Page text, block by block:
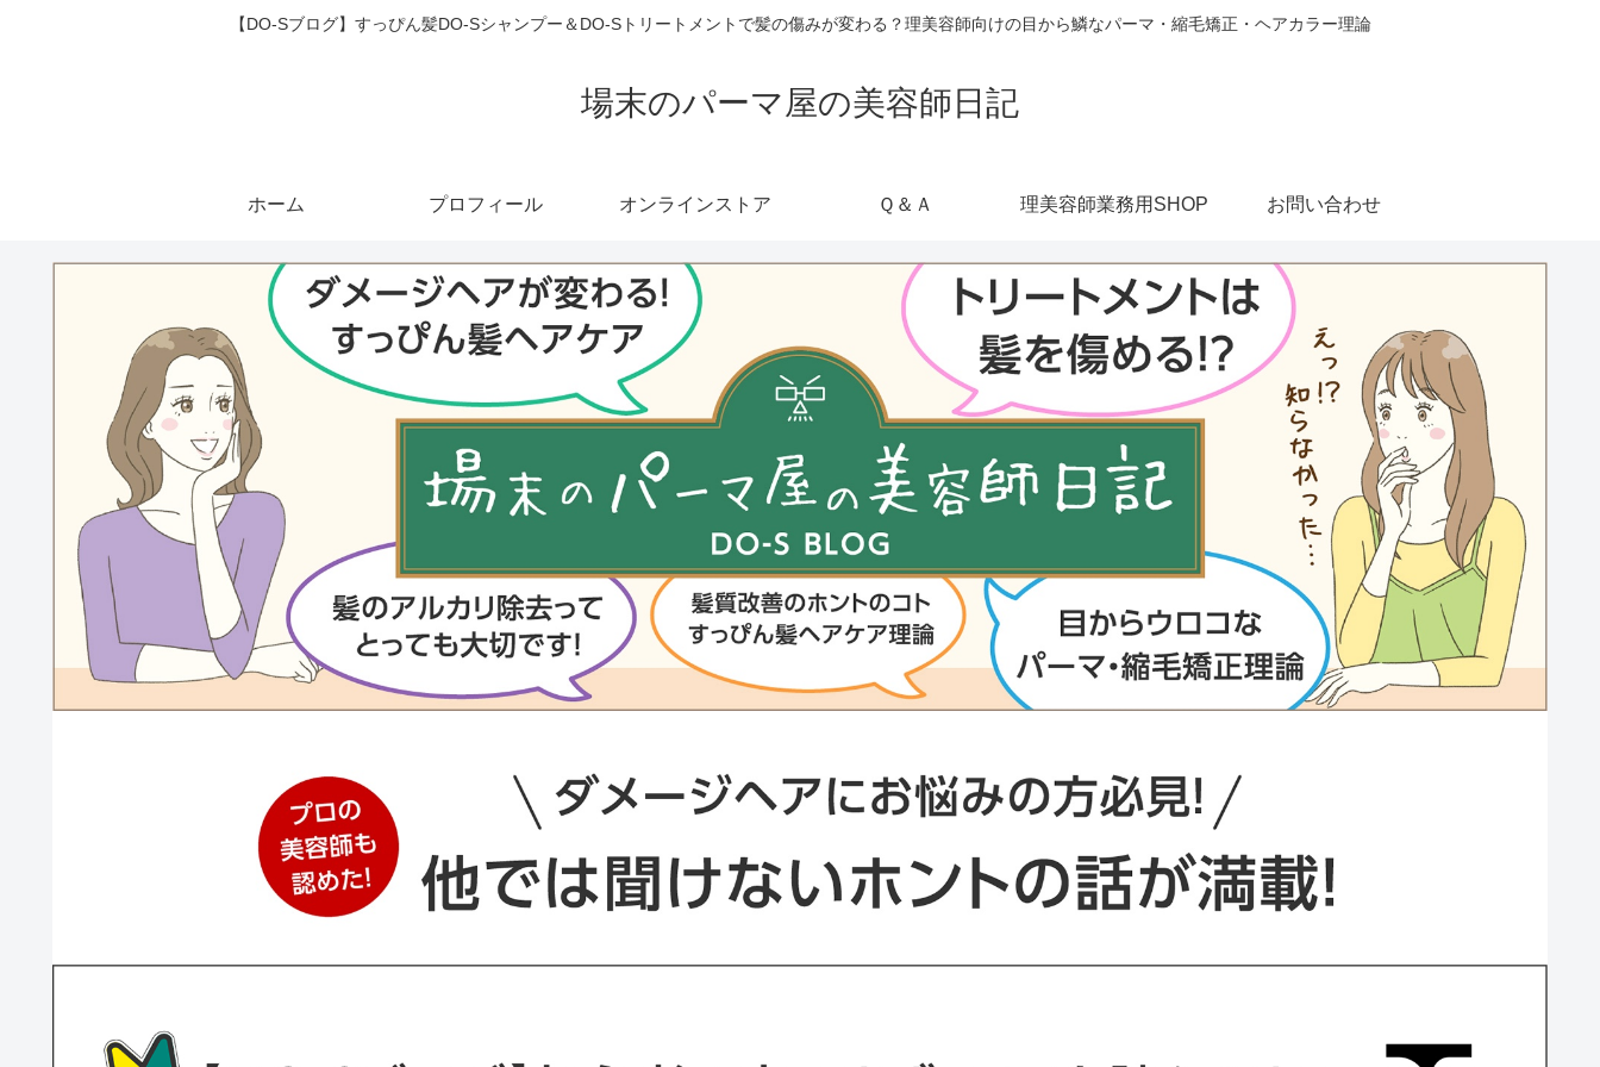
【DO-Sブログ】すっぴん髪DO-Sシャンプー＆DO-Sトリートメントで髪の傷みが変わる？理美容師向けの目から鱗なパーマ・縮毛矯正・ヘアカラー理論
場末のパーマ屋の美容師日記
ホーム プロフィール オンラインストア Ｑ＆Ａ 理美容師業務用SHOP お問い合わせ